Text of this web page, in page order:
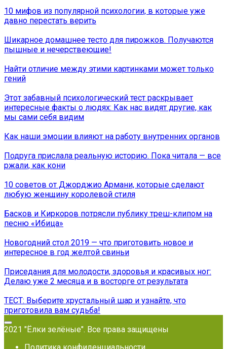
10 мифов из популярной психологии, в которые уже
давно перестать верить
Шикарное домашнее тесто для пирожков. Получаются
пышные и нечерствеющие!
Найти отличие между этими картинками может только
гений
Этот забавный психологический тест раскрывает
интересные факты о людях: Как нас видят другие, как
мы сами себя видим
Как наши эмоции влияют на работу внутренних органов
Подруга прислала реальную историю. Пока читала — все
ржали, как кони
10 советов от Джорджио Армани, которые сделают
любую женщину королевой стиля
Басков и Киркоров потрясли публику треш-клипом на
песню «Ибица»
Новогодний стол 2019 — что приготовить новое и
интересное в год желтой свиньи
Приседания для молодости, здоровья и красивых ног:
Делаю уже 2 месяца и в восторге от результата
ТЕСТ: Выберите хрустальный шар и узнайте, что
приготовила вам судьба!
2021 "Ёлки зелёные". Все права защищены
Политика конфиденциальности